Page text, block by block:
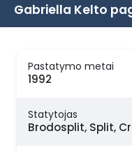
Gabriella Kelto
Pastatymo metai
1992
Statytojas
Brodosplit, Split,